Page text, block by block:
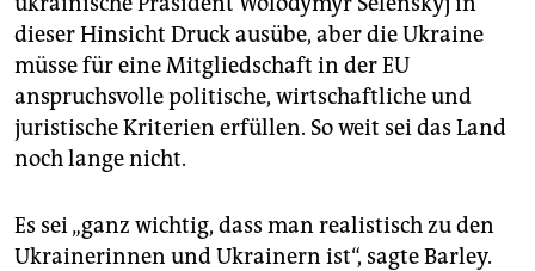
dieser Hinsicht Druck ausübe, aber die Ukraine
müsse für eine Mitgliedschaft in der EU
anspruchsvolle politische, wirtschaftliche und
juristische Kriterien erfüllen. So weit sei das Land
noch lange nicht.
Es sei „ganz wichtig, dass man realistisch zu den
Ukrainerinnen und Ukrainern ist“, sagte Barley.